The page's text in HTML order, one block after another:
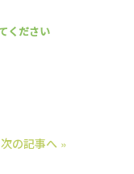
次の記事へ »